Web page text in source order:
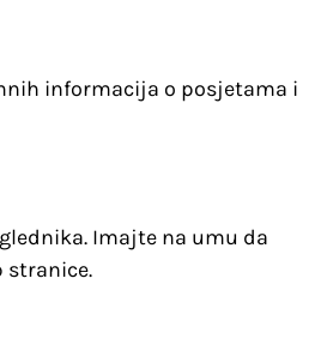
informacija o posjetama i
Imajte na umu da
stranice.